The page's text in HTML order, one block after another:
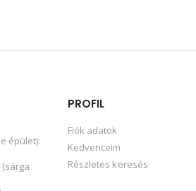
épület):
PROFIL
Fiók adatok
Kedvenceim
Részletes keresés